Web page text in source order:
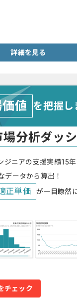
詳細を見る
値 を把握
場分析ダッ
ジニアの支援実績15
データから算出！
正単価 が一目瞭然
チェック